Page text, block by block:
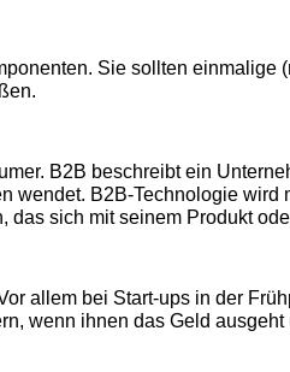
Sie sollten einmalige
B2B beschreibt ein
wendet. B2B-Technologie
das sich mit seinem Produkt
allem bei Start-ups in der
wenn ihnen das Geld